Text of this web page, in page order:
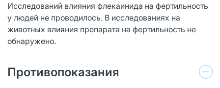
Исследований влияния флекаинида на фертильность
у людей не проводилось. В исследованиях на
животных влияния препарата на фертильность не
обнаружено.
Противопоказания